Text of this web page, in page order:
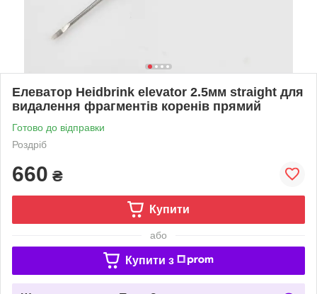
Елеватор Heidbrink elevator 2.5мм straight для
видалення фрагментів коренів прямий
Готово до відправки
Роздріб
660 ₴
Купити
або
Купити з